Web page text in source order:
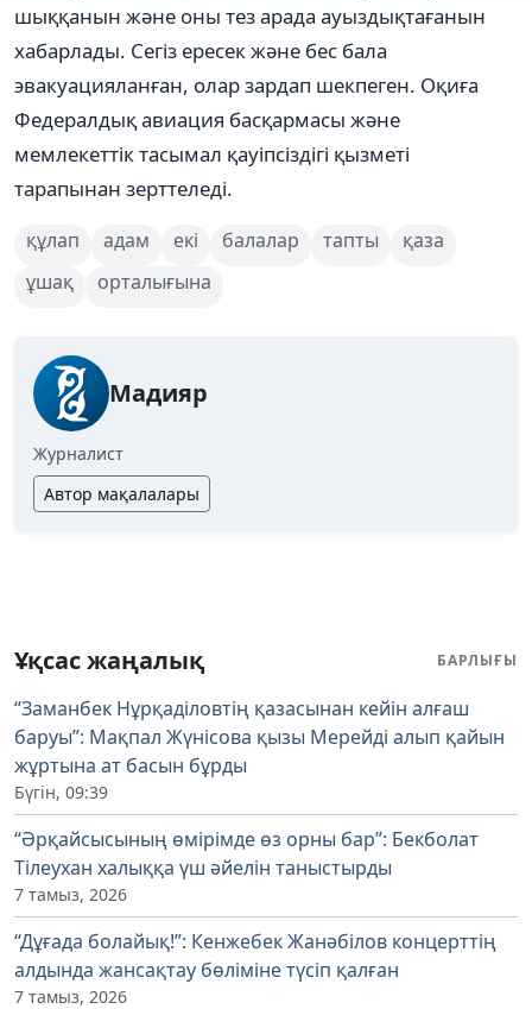
шыққанын және оны тез арада ауыздықтағанын
хабарлады. Сегіз ересек және бес бала
эвакуацияланған, олар зардап шекпеген. Оқиға
Федералдық авиация басқармасы және
мемлекеттік тасымал қауіпсіздігі қызметі
тарапынан зерттеледі.
құлап адам екі балалар тапты
қаза
ұшақ
орталығына
Мадияр
Журналист
Автор мақалалары
Ұқсас жаңалық БАРЛЫҒЫ
“Заманбек Нұрқаділовтің қазасынан кейін алғаш
баруы”: Мақпал Жүнісова қызы Мерейді алып қайын
жұртына ат басын бұрды
Бүгін, 09:39
“Әрқайсысының өмірімде өз орны бар”: Бекболат
Тілеухан халыққа үш әйелін таныстырды
7 тамыз, 2026
“Дұғада болайық!”: Кенжебек Жанәбілов концерттің
алдында жансақтау бөліміне түсіп қалған
7 тамыз, 2026